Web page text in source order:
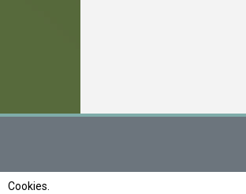
Cookies.